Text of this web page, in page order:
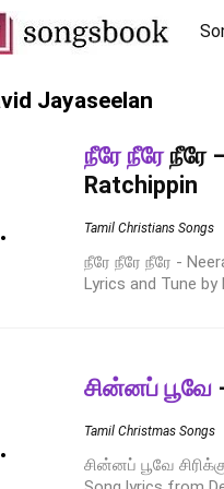
Jayaseelan
நீரே நீரேநீரே
Ratchippin
Tamil Christians Songs
நீரே நீரே நீரே -
Lyrics and Tune by
சின்னப் பூவே
Tamil Christmas Songs
சின்னப் பூவே